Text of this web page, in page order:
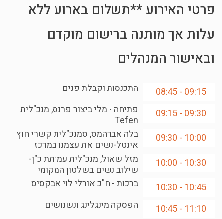
פרטי האירוע **תשלום בארוע ללא
עלות אך מותנה ברישום מוקדם
ובאישור המנהלים
09:15 - 08:45
התכנסות וקבלת פנים
09:30 - 09:15
פתיחה - מלי ביצור פרנס, מנכ"לית
Tefen
10:00 - 09:30
בלה אברהמס, סמנכ"לית קשרי חוץ
אינטל-נשים את עצמנו במרכז
10:30 - 10:00
מזל שאול, מנכ"לית עמותת כ"ן-
שילוב נשים בשלטון המקומי
10:45 - 10:30
ברכות - ח"כ אורלי לוי אבקסיס
11:10 - 10:45
הפסקה מינגלינג ונשנושים